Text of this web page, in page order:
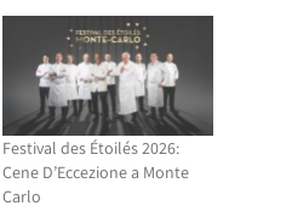
Festival des Étoilés 2026:
Cene D’Eccezione a Monte
Carlo